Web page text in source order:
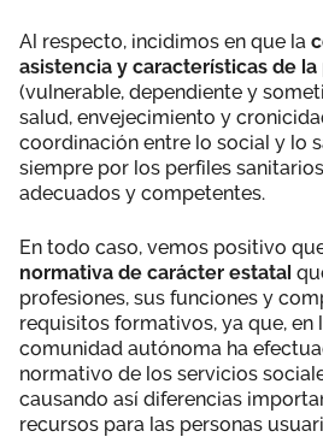
Al respecto, incidimos en que la
asistencia y características de
(vulnerable, dependiente y
salud, envejecimiento y
coordinación entre lo social y lo
siempre por los perfiles
adecuados y competentes.
En todo caso, vemos positivo
normativa de carácter estatal
profesiones, sus funciones y
requisitos formativos, ya que, en
comunidad autónoma ha
normativo de los servicios
causando así diferencias
recursos para las personas